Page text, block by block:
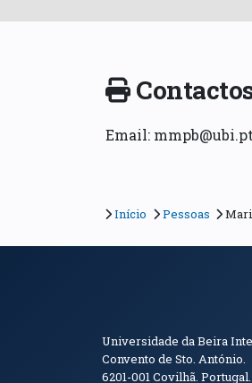
Email:
Início Pessoas
Universidade da Beira
Convento de Sto. António.
6201-001Covilhã. Portugal.